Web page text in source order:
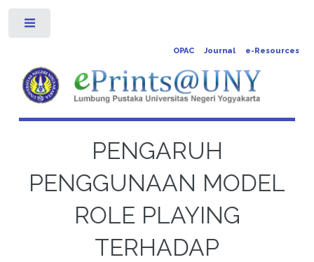
OPAC Journal e-Resources
PENGARUH
PENGGUNAAN MODEL
ROLE PLAYING
TERHADAP